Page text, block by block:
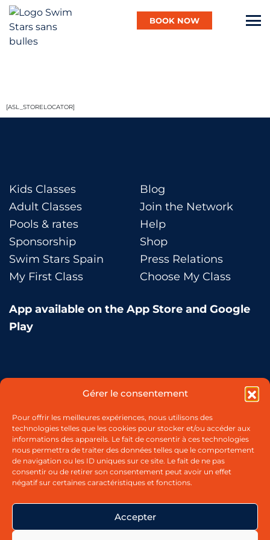
Gérer le consentement
Pour offrir les meilleures expériences, nous utilisons des
technologies telles que les cookies pour stocker et/ou accéder aux
informations des appareils. Le fait de consentir à ces technologies
nous permettra de traiter des données telles que le comportement
de navigation ou les ID uniques sur ce site. Le fait de ne pas
consentir ou de retirer son consentement peut avoir un effet
négatif sur certaines caractéristiques et fonctions.
Accepter
BOOK NOW
Baby
Adult
Aqua
My account
Blog
[ASL_STORELOCATOR]
Kids Classes
Adult Classes
Pools & rates
Sponsorship
Swim Stars Spain
My First Class
Blog
Join the Network
Help
Shop
Press Relations
Choose My Class
App available on the App Store and Google
Play
Payment in 3 free installments
Buy & Book Online
Start whenever you like